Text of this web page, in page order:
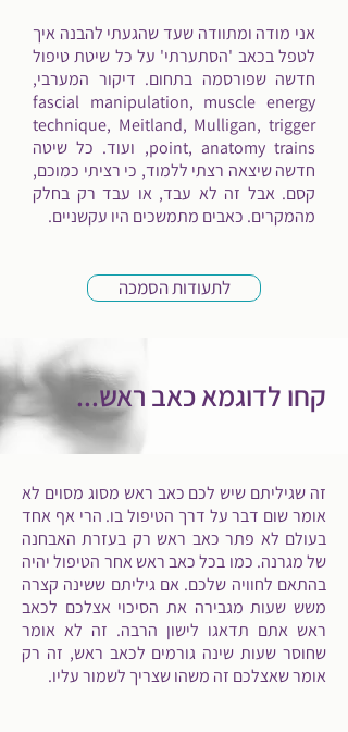
אני מודה ומתוודה שעד שהגעתי להבנה איך
לטפל בכאב 'הסתערתי' על כל שיטת טיפול
חדשה שפורסמה בתחום. דיקור המערבי,
fascial manipulation, muscle energy
technique, Meitland, Mulligan, trigger
point, anatomy trains, ועוד. כל שיטה
חדשה שיצאה רצתי ללמוד, כי רציתי כמוכם,
קסם. אבל זה לא עבד, או עבד רק בחלק
מהמקרים. כאבים מתמשכים היו עקשניים.
לתעודות הסמכה
קחו לדוגמא כאב ראש...
זה שגיליתם שיש לכם כאב ראש מסוג מסוים לא
אומר שום דבר על דרך הטיפול בו. הרי אף אחד
בעולם לא פתר כאב ראש רק בעזרת האבחנה
של מגרנה. כמו בכל כאב ראש אחר הטיפול יהיה
בהתאם לחוויה שלכם. אם גיליתם ששינה קצרה
משש שעות מגבירה את הסיכוי אצלכם לכאב
ראש אתם תדאגו לישון הרבה. זה לא אומר
שחוסר שעות שינה גורמים לכאב ראש, זה רק
אומר שאצלכם זה משהו שצריך לשמור עליו.